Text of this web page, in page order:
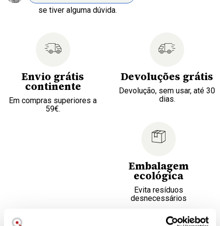
se tiver alguma dúvida.
Envio grátis
continente
Em compras superiores a
59€.
Devoluções grátis
Devolução, sem usar, até 30
dias.
Embalagem
ecológica
Evita resíduos
desnecessários